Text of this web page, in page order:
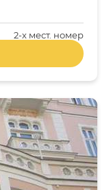
2-x мест. номер